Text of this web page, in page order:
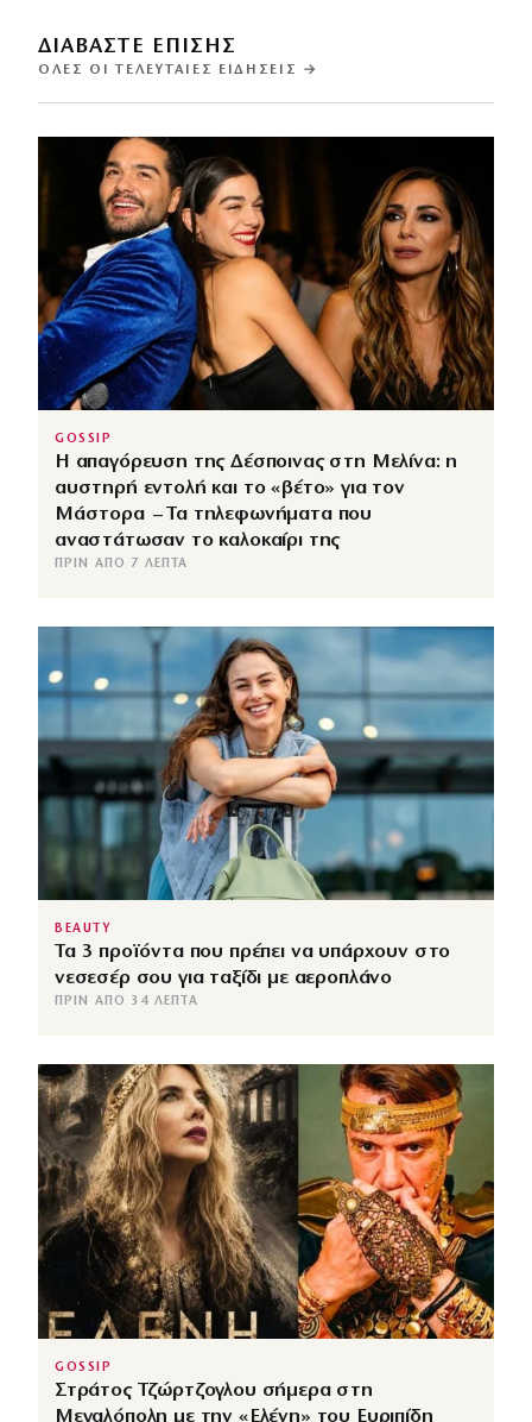
ΔΙΑΒΑΣΤΕ ΕΠΙΣΗΣ
ΌΛΕΣ ΟΙ ΤΕΛΕΥΤΑΊΕΣ ΕΙΔΉΣΕΙΣ →
GOSSIP
Η απαγόρευση της Δέσποινας στη Μελίνα: η
αυστηρή εντολή και το «βέτο» για τον
Μάστορα – Τα τηλεφωνήματα που
αναστάτωσαν το καλοκαίρι της
ΠΡΙΝ ΑΠΌ 7 ΛΕΠΤΆ
BEAUTY
Τα 3 προϊόντα που πρέπει να υπάρχουν στο
νεσεσέρ σου για ταξίδι με αεροπλάνο
ΠΡΙΝ ΑΠΌ 34 ΛΕΠΤΆ
GOSSIP
Στράτος Τζώρτζογλου σήμερα στη
Μεγαλόπολη με την «Ελένη» του Ευριπίδη